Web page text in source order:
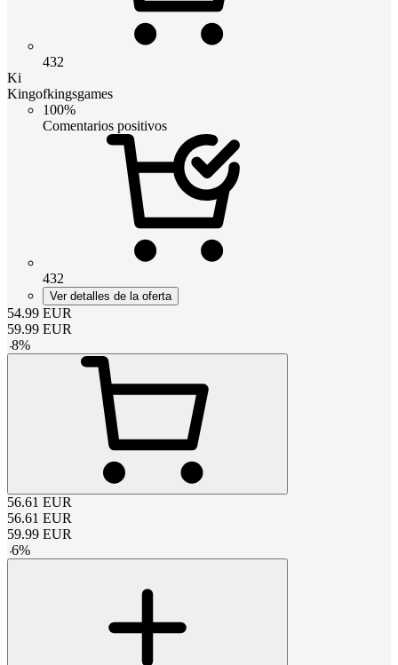
432
Ki
Kingofkingsgames
100%
Comentarios positivos
432
Ver detalles de la oferta
54.99 EUR
59.99 EUR
-8%
56.61 EUR
56.61 EUR
59.99 EUR
-6%